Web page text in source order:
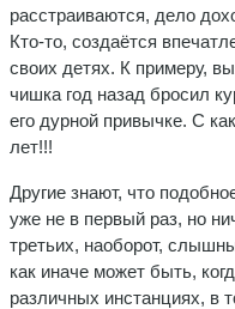
расстраиваются, дело
Кто-то, создаётся
своих детях. К примеру,
чишка год назад бросил
его дурной привычке. С
лет!!!
Другие знают, что
уже не в первый раз, но
третьих, на­оборот,
как иначе может быть,
различных инстанциях,